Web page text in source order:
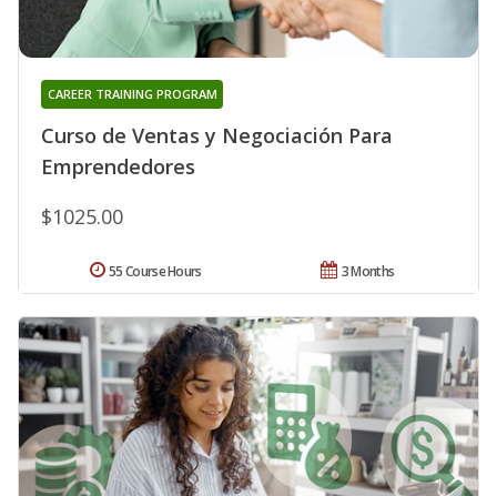
Curso de Ventas y Negociación Para
Emprendedores
CAREER TRAINING PROGRAM
$1025.00
3 Months
55 Course Hours